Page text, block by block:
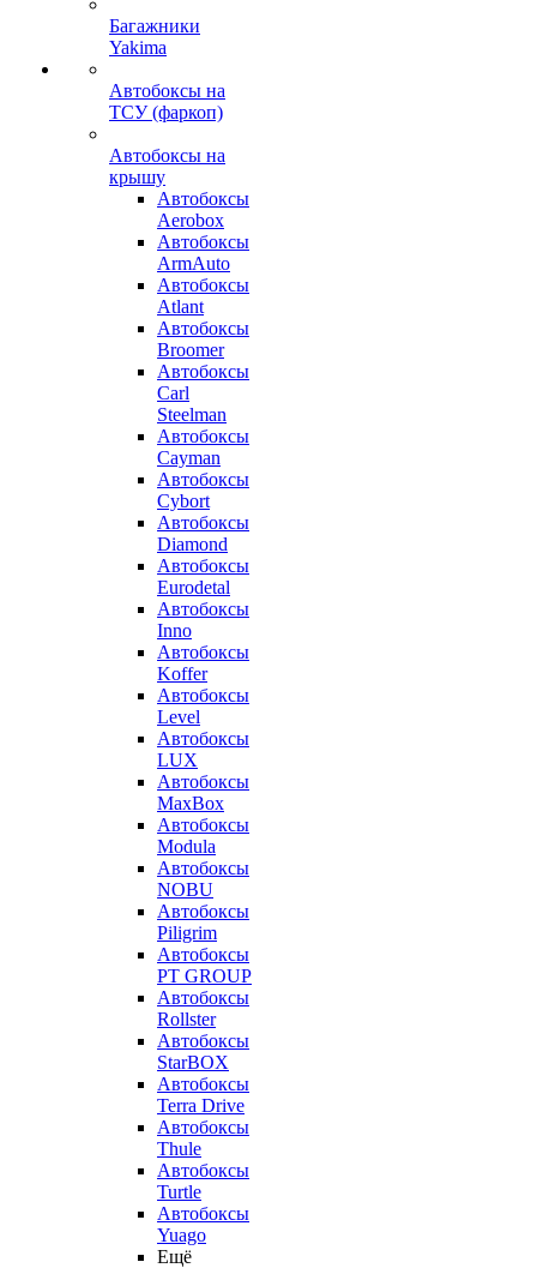
Багажники
Yakima
Автобоксы на
ТСУ (фаркоп)
Автобоксы на
крышу
Автобоксы
Aerobox
Автобоксы
ArmAuto
Автобоксы
Atlant
Автобоксы
Broomer
Автобоксы
Carl
Steelman
Автобоксы
Cayman
Автобоксы
Cybort
Автобоксы
Diamond
Автобоксы
Eurodetal
Автобоксы
Inno
Автобоксы
Koffer
Автобоксы
Level
Автобоксы
LUX
Автобоксы
MaxBox
Автобоксы
Modula
Автобоксы
NOBU
Автобоксы
Piligrim
Автобоксы
PT GROUP
Автобоксы
Rollster
Автобоксы
StarBOX
Автобоксы
Terra Drive
Автобоксы
Thule
Автобоксы
Turtle
Автобоксы
Yuago
Ещё